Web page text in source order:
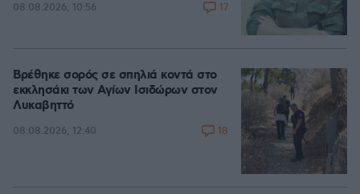
08.08.2026, 10:56 17
Βρέθηκε σορός σε σπηλιά κοντά στο
εκκλησάκι των Αγίων Ισιδώρων στον
Λυκαβηττό
08.08.2026, 12:40 18